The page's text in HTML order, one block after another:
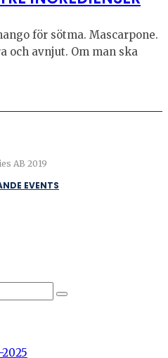
för sötma. Mascarpone.
och avnjut. Om man ska
AB 2019
EVENTS